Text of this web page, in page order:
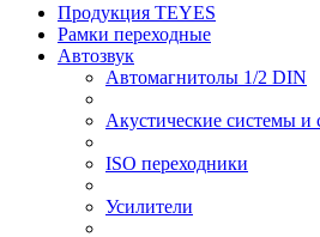
Продукция TEYES
Рамки переходные
Автозвук
Автомагнитолы 1/2 DIN
Акустические системы и
ISO переходники
Усилители